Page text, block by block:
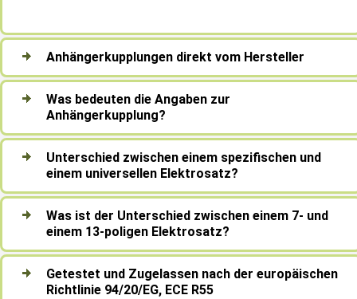
Anhängerkupplungen direkt vom Hersteller
Was bedeuten die Angaben zur
Anhängerkupplung?
Unterschied zwischen einem spezifischen und
einem universellen Elektrosatz?
Was ist der Unterschied zwischen einem 7- und
einem 13-poligen Elektrosatz?
Getestet und Zugelassen nach der europäischen
Richtlinie 94/20/EG, ECE R55